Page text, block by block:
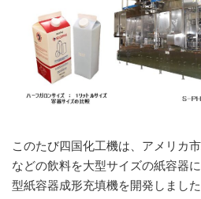
このたび四国化工機は、アメリカ
などの飲料を大型サイズの紙容器
型紙容器成形充填機を開発しまし